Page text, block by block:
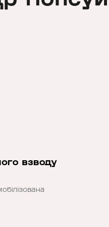
взводу